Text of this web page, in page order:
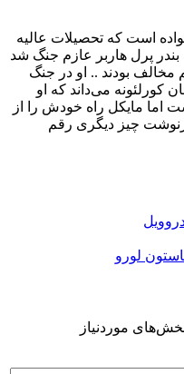
است که تحصیلات عالیه
بندر پرل هاربر عازم جنگ شد
مخالف بودند .. او در جنگ
می‌داند که او
اما مایکل راه خودش را از
چیز دیگری رقم
لورو
موردنیاز